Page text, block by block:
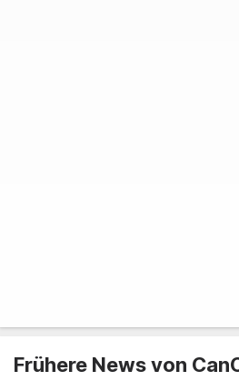
Frühere News von